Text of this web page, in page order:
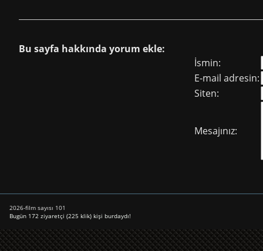
Bu sayfa hakkında yorum ekle:
İsmin:
E-mail adresin:
Siten:
Mesajınız:
2026-film sayısı 101
Bugün 172 ziyaretçi (225 klik) kişi burdaydı!